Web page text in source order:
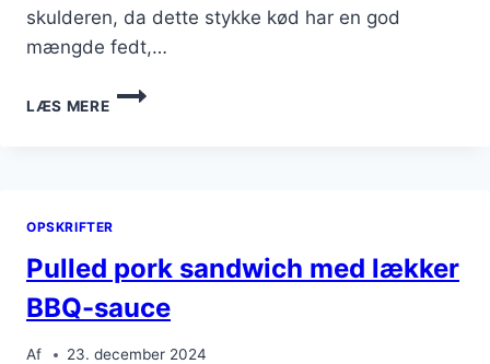
skulderen, da dette stykke kød har en god
mængde fedt,…
LÆS MERE
PULLED
PORK
BURGER
OPSKRIFTER
Pulled pork sandwich med lækker
BBQ-sauce
Af 23. december 2024